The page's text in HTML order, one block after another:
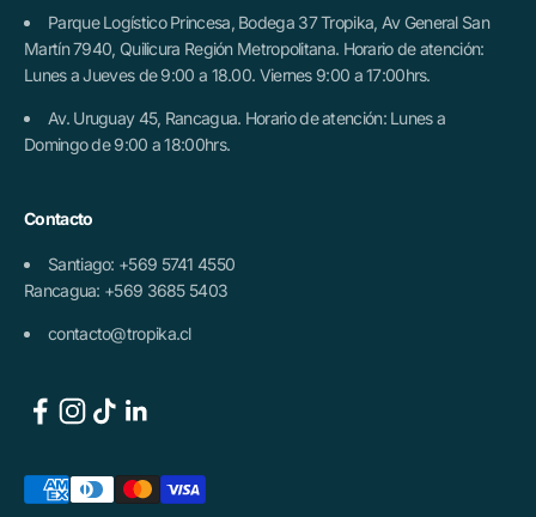
Parque Logístico Princesa, Bodega 37 Tropika, Av General San
Martín 7940, Quilicura Región Metropolitana. Horario de atención:
Lunes a Jueves de 9:00 a 18.00. Viernes 9:00 a 17:00hrs.
Av. Uruguay 45, Rancagua. Horario de atención: Lunes a
Domingo de 9:00 a 18:00hrs.
Contacto
Santiago: +569 5741 4550
Rancagua: +569 3685 5403
contacto@tropika.cl